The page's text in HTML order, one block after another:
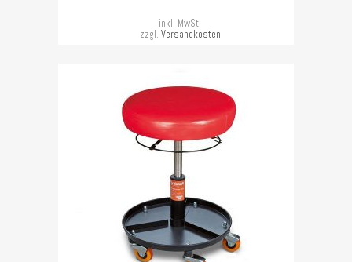
inkl. MwSt.
zzgl. Versandkosten